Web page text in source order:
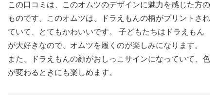
この口コミは、このオムツのデザインに魅力を感じた方の
ものです。このオムツは、ドラえもんの柄がプリントされ
ていて、とてもかわいいです。 子どもたちはドラえもん
が大好きなので、オムツを履くのが楽しみになります。
また、ドラえもんの顔がおしっこサインになっていて、色
が変わるときにも楽しめます。